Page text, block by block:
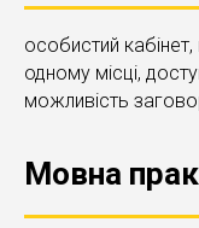
особистий
одному місці,
можливість
Мовна